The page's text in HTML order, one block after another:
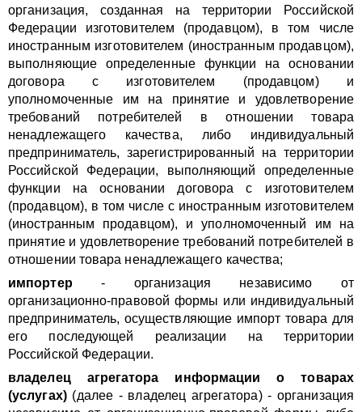
организация, созданная на территории Российской
Федерации изготовителем (продавцом), в том числе
иностранным изготовителем (иностранным продавцом),
выполняющие определенные функции на основании
договора с изготовителем (продавцом) и
уполномоченные им на принятие и удовлетворение
требований потребителей в отношении товара
ненадлежащего качества, либо индивидуальный
предприниматель, зарегистрированный на территории
Российской Федерации, выполняющий определенные
функции на основании договора с изготовителем
(продавцом), в том числе с иностранным изготовителем
(иностранным продавцом), и уполномоченный им на
принятие и удовлетворение требований потребителей в
отношении товара ненадлежащего качества;
импортер- организация независимо от
организационно-правовой формы или индивидуальный
предприниматель, осуществляющие импорт товара для
его последующей реализации на территории
Российской Федерации.
владелец агрегатора информации о товарах
(услугах)(далее - владелец агрегатора) - организация